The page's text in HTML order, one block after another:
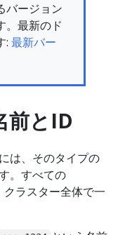
バージョン
。最新のド
: 最新バー
前とID
は、そのタイプの
。すべての
ラスター全体で一